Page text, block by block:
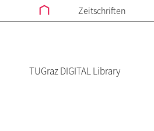
Zeitschriften
TUGraz DIGITAL Library